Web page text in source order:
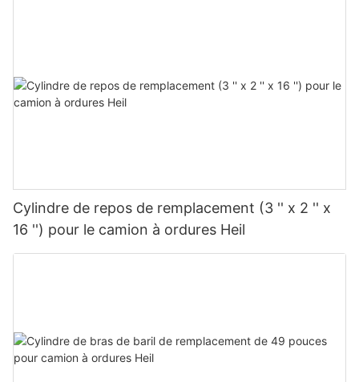
Cylindre de repos de remplacement (3 '' x 2 '' x
16 '') pour le camion à ordures Heil